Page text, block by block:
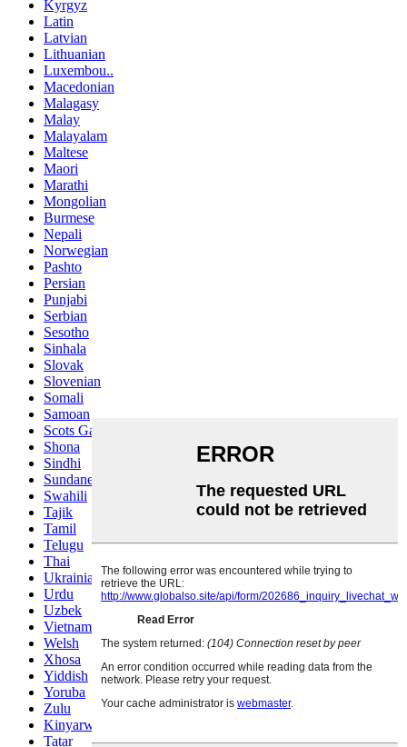
Kyrgyz
Latin
Latvian
Lithuanian
Luxembou..
Macedonian
Malagasy
Malay
Malayalam
Maltese
Maori
Marathi
Mongolian
Burmese
Nepali
Norwegian
Pashto
Persian
Punjabi
Serbian
Sesotho
Sinhala
Slovak
Slovenian
Somali
Samoan
Scots Gaelic
Shona
Sindhi
Sundanese
Swahili
Tajik
Tamil
Telugu
Thai
Ukrainian
Urdu
Uzbek
Vietnamese
Welsh
Xhosa
Yiddish
Yoruba
Zulu
Kinyarwanda
Tatar